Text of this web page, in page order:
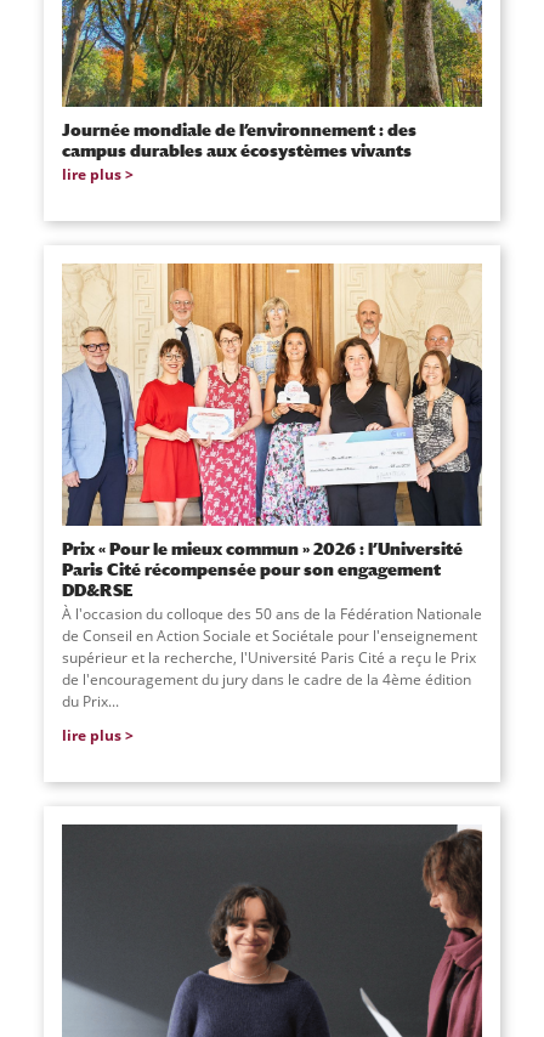
Journée mondiale de l’environnement : des
campus durables aux écosystèmes vivants
lire plus
Prix « Pour le mieux commun » 2026 : l’Université
Paris Cité récompensée pour son engagement
DD&RSE
À l'occasion du colloque des 50 ans de la Fédération Nationale
de Conseil en Action Sociale et Sociétale pour l'enseignement
supérieur et la recherche, l'Université Paris Cité a reçu le Prix
de l'encouragement du jury dans le cadre de la 4ème édition
du Prix...
lire plus